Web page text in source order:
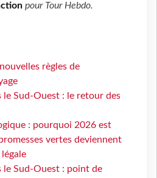
pour Tour Hebdo.
règles de
le Sud-Ouest : le retour des
: pourquoi 2026 est
vertes deviennent
le Sud-Ouest : point de